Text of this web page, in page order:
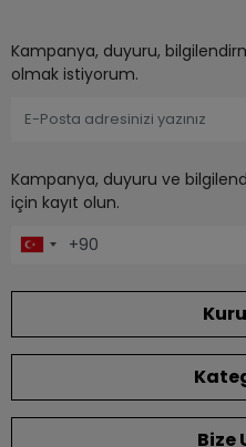
Kampanya, duyuru,
olmak istiyorum.
Kampanya, duyuru ve
için kayıt olun.
Bize